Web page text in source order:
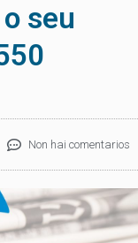
seu
Non hai comentarios